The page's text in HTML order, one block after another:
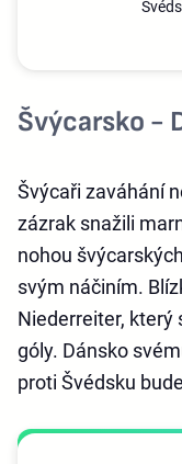
Švýcarsko -
Švýcaři zaváhání
zázrak snažili
nohou
svým náčiním.
Niederreiter, který
góly. Dánsko
proti Švédsku